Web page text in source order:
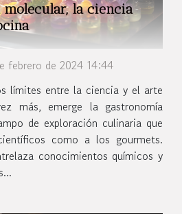
molecular, la ciencia
febrero de 2024 14:44
límites entre la ciencia y el arte
más, emerge la gastronomía
de exploración culinaria que
como a los gourmets.
conocimientos químicos y